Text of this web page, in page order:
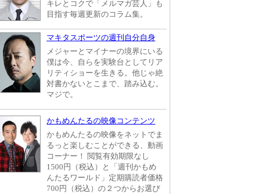
キレとコクで「メルマガ芸人」も
目指す毎週更新のコラム集。
マキタスポーツの週刊自分自身
メジャーとマイナーの境界にいる
僕は今、自らを実験台としてリア
リティショーを生きる。他じゃ絶
対書かないとこまで、踏み込む。
マジで。
かもめんたるの映像コンテンツ
かもめんたるの映像をネットでま
るっと楽しむことができる、動画
コーナー！ 閲覧有効期限なし
1500円（税込）と「週刊かもめ
んたるワールド」定期購読者価格
700円（税込）の２つからお選び